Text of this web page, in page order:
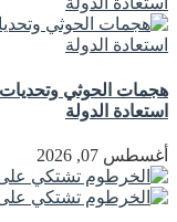
هجمات الحوثي
استعادة الدولة
أغسطس 07, 2026